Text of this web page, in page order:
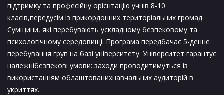
підтримку та професійну орієнтацію учнів 8-10
класів,передусім із прикордонних територіальних громад
Сумщини, які перебувають ускладному безпековому та
психологічному середовищі. Програма передбачає 5-денне
перебування груп на базі університету. Університет гарантує
належнібезпекові умови: заходи проводитимуться із
використанням облаштованихнавчальних аудиторій в
укриттях.